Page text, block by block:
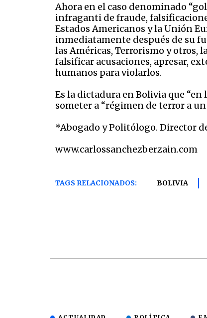
Ahora en el caso denominado
infraganti de fraude,
Estados Americanos y la Unión
inmediatamente después de su
las Américas, Terrorismo y otros,
falsificar acusaciones, apresar,
humanos para violarlos.
Es la dictadura en Bolivia que
someter a “régimen de terror a
*Abogado y Politólogo. Director
www.carlossanchezberzain.com
TAGS RELACIONADOS: BOLIVIA